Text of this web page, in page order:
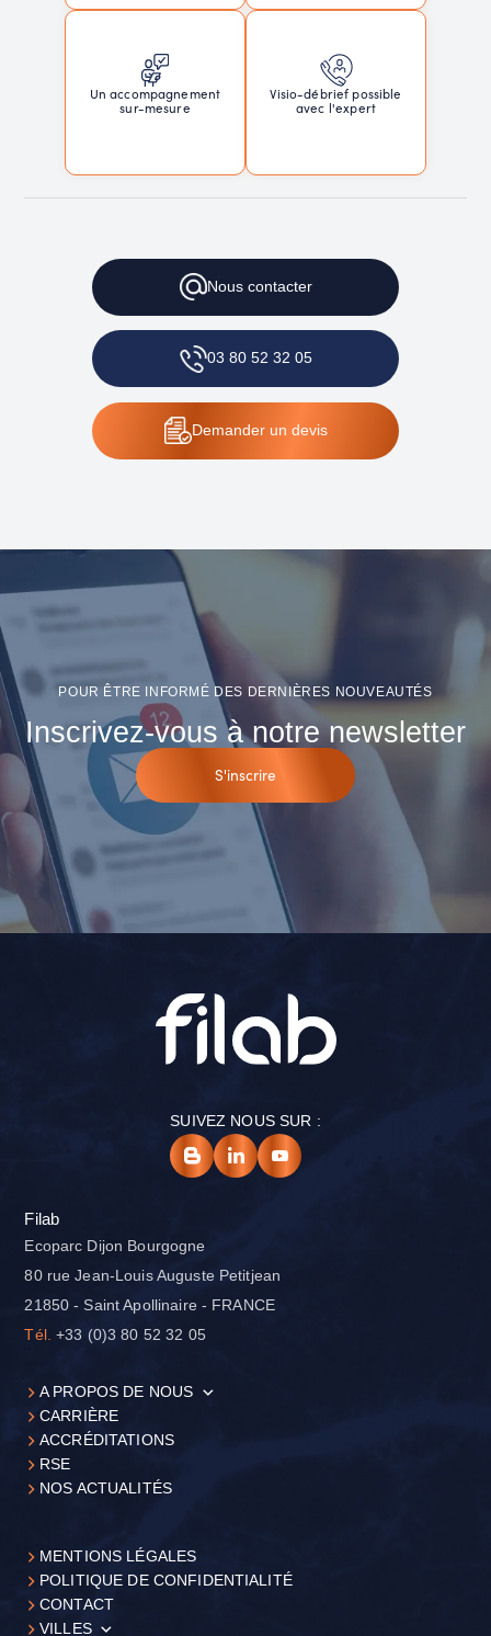
Un accompagnement
sur-mesure
Visio-débrief possible
avec l'expert
Nouscontacter
03 80 52 32 05
Demanderun devis
POUR ÊTRE INFORMÉ DES DERNIÈRES NOUVEAUTÉS
Inscrivez-vous à notre newsletter
S'inscrire
SUIVEZ NOUS SUR :
Filab
Ecoparc Dijon Bourgogne
80 rue Jean-Louis Auguste Petitjean
21850 - Saint Apollinaire - FRANCE
Tél. +33 (0)3 80 52 32 05
A PROPOS DE NOUS
CARRIÈRE
ACCRÉDITATIONS
RSE
NOS ACTUALITÉS
MENTIONS LÉGALES
POLITIQUE DE CONFIDENTIALITÉ
CONTACT
VILLES